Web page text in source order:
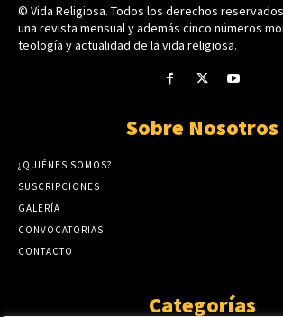
© Vida Religiosa. Todos los derechos
una revista mensual y además cinco números
teología y actualidad de la vida religiosa.
Sobre Nosotros
¿QUIÉNES SOMOS?
SUSCRIPCIONES
GALERÍA
CONVOCATORIAS
CONTACTO
Categorías